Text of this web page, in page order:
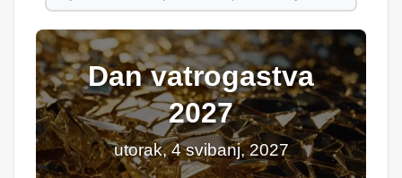
Dan vatrogastva
2027
utorak, 4 svibanj, 2027